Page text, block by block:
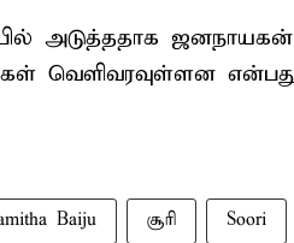
அடுத்ததாக
வெளிவரவுள்ளன என்பது
Baiju சூரி Soori